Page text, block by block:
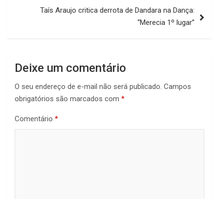
Taís Araujo critica derrota de Dandara na Dança:
“Merecia 1º lugar”
Deixe um comentário
O seu endereço de e-mail não será publicado. Campos
obrigatórios são marcados com *
Comentário *